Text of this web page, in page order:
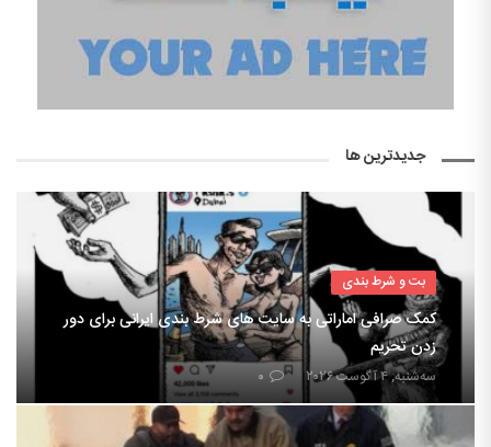
جدیدترین ها
بت و شرط بندی
کمک صرافی اماراتی به سایت های شرط بندی ایرانی برای دور
زدن تحریم
سه‌شنبه, ۴ آگوست ۲۰۲۶ ۰